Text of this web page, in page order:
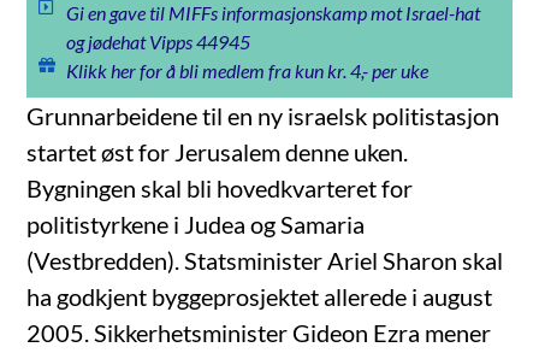
Gi en gave til MIFFs informasjonskamp mot Israel-hat
og jødehat Vipps 44945
Klikk her for å bli medlem fra kun kr. 4,- per uke
Grunnarbeidene til en ny israelsk politistasjon
startet øst for Jerusalem denne uken.
Bygningen skal bli hovedkvarteret for
politistyrkene i Judea og Samaria
(Vestbredden). Statsminister Ariel Sharon skal
ha godkjent byggeprosjektet allerede i august
2005. Sikkerhetsminister Gideon Ezra mener